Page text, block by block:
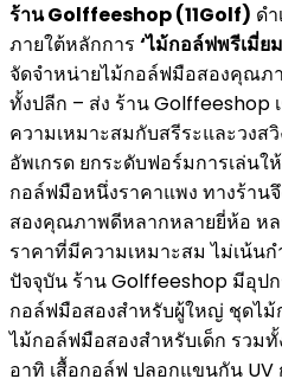
ร้าน Golffeeshop (11Golf) ด
ภายใต้หลักการ ‘ไม้กอล์ฟพรีเมี่ย
จัดจำหน่ายไม้กอล์ฟมือสองคุณภ
ทั้งปลีก – ส่ง ร้าน Golffeeshop
ความเหมาะสมกับสรีระและวงส
อัพเกรด ยกระดับฟอร์มการเล่นใ
กอล์ฟมือหนึ่งราคาแพง ทางร้าน
สองคุณภาพดีหลากหลายยี่ห้อ ห
ราคาที่มีความเหมาะสม ไม่เน้น
ปัจจุบัน ร้าน Golffeeshop มีอุป
กอล์ฟมือสองสำหรับผู้ใหญ่ ชุดไ
ไม้กอล์ฟมือสองสำหรับเด็ก รวม
อาทิ เสื้อกอล์ฟ ปลอกแขนกัน UV